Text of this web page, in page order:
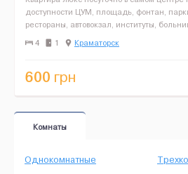
доступности ЦУМ, площадь, фонтан,
рестораны, автовокзал, институты,
документы. Общественный транспорт
4 1 Краматорск
600 грн
Комнаты
Однокомнатные